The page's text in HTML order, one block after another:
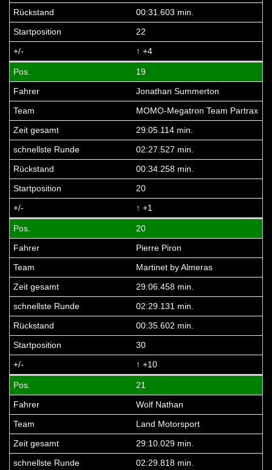
00:31.603 min.
22
↑ +4
19
Jonathan Summerton
MOMO-Megatron Team Partrax
29:05.114 min.
02:27.527 min.
00:34.258 min.
20
↑ +1
20
Pierre Piron
Martinet by Almeras
29:06.458 min.
02:29.131 min.
00:35.602 min.
30
↑ +10
21
Wolf Nathan
Land Motorsport
29:10.029 min.
02:29.818 min.